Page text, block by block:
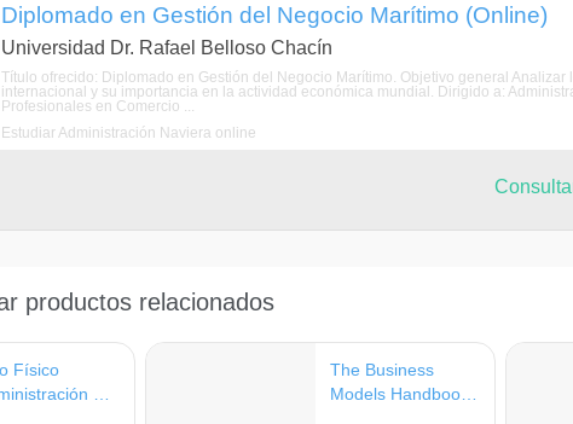
Diplomado en Gestión del Negocio Marítimo (Online)
Universidad Dr. Rafael Belloso Chacín
Título ofrecido: Diplomado en Gestión del Negocio Marítimo. Objetivo general
internacional y su importancia en la actividad económica mundial. Dirigido a:
Profesionales en Comercio ...
Estudiar Administración Naviera online